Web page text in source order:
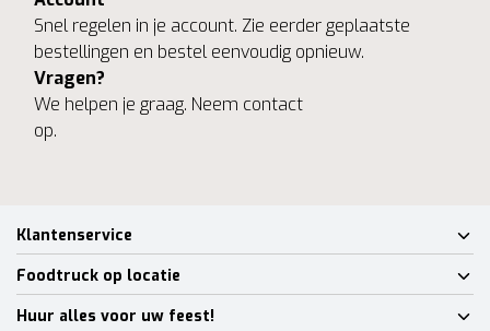
Snel regelen in je account. Zie eerder geplaatste
bestellingen en bestel eenvoudig opnieuw.
Vragen?
We helpen je graag. Neem contact
op.
Klantenservice
Foodtruck op locatie
Huur alles voor uw feest!